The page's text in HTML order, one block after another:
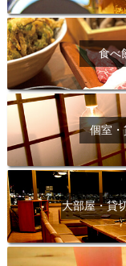
食べ
個室
大部屋・貸